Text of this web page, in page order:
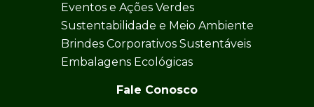
Eventos e Ações Verdes
Sustentabilidade e Meio Ambiente
Brindes Corporativos Sustentáveis
Embalagens Ecológicas
Fale Conosco